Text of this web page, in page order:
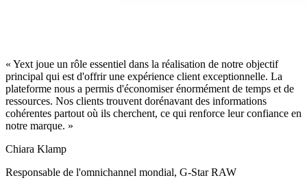
« Yext joue un rôle essentiel dans la réalisation de notre objectif
principal qui est d'offrir une expérience client exceptionnelle. La
plateforme nous a permis d'économiser énormément de temps et de
ressources. Nos clients trouvent dorénavant des informations
cohérentes partout où ils cherchent, ce qui renforce leur confiance en
notre marque. »
Chiara Klamp
Responsable de l'omnichannel mondial, G-Star RAW